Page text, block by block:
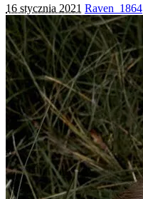
16 stycznia 2021 Posted
by
Raven_1864